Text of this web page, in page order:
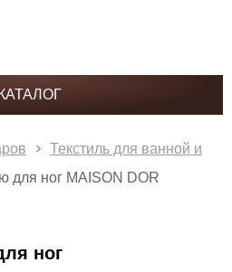
КАТАЛОГ
Текстиль для ванной и
для ног MAISON DOR
ног